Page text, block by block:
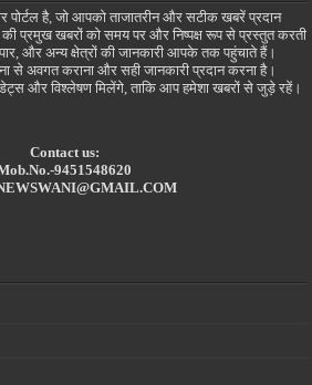
पोर्टल है, जो आपको ताजातरीन और सटीक खबरें प्रदान
की प्रमुख खबरों को समय पर और निष्पक्ष रूप से प्रस्तुत करती
और अन्य क्षेत्रों की जानकारी आपके तक पहुंचाते हैं।
से अवगत कराना और सही जानकारी प्रदान करना है।
और विश्लेषण मिलेंगे, ताकि आप हमेशा खबरों से जुड़े रहें।
Contact us:
9451548620